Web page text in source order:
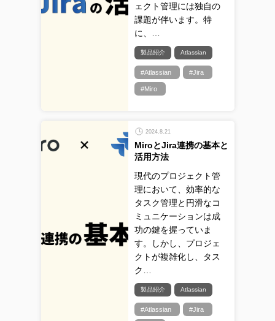
ェクト管理には独自の
課題が伴います。特
に、…
製品紹介 Atlassian
#Atlassian #Jira
#Miro
2024.8.21
MiroとJira連携の基本と
活用方法
現代のプロジェクト管
理において、効率的な
タスク管理と円滑なコ
ミュニケーションは成
功の鍵を握っていま
す。しかし、プロジェ
クトが複雑化し、タス
ク…
製品紹介 Atlassian
#Atlassian #Jira